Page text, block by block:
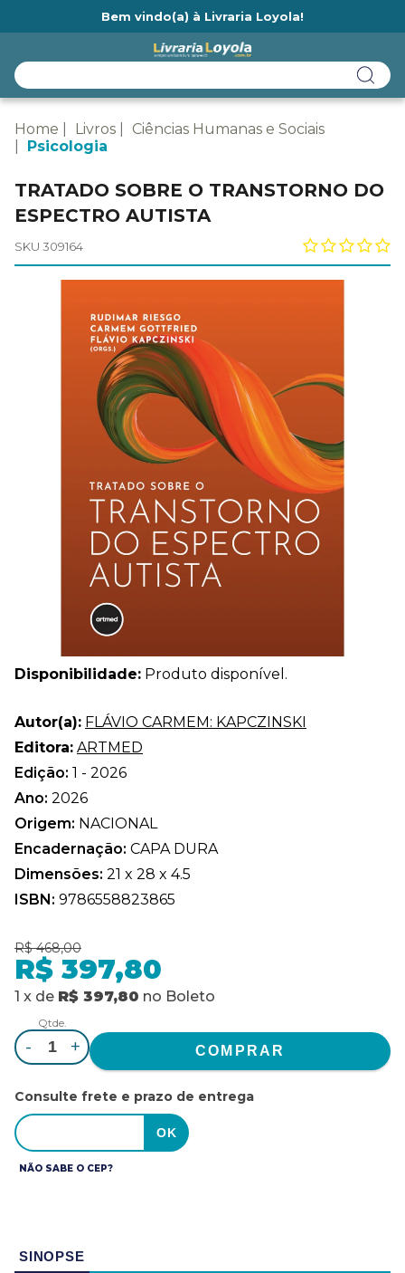
Bem vindo(a) à Livraria Loyola!
Home Livros
Ciências Humanas e Sociais
Psicologia
TRATADO SOBRE O TRANSTORNO DO
ESPECTRO AUTISTA
SKU 309164
Disponibilidade: Produto disponível.
Autor(a): FLÁVIO CARMEM: KAPCZINSKI
Editora: ARTMED
Edição: 1 - 2026
Ano: 2026
Origem: NACIONAL
Encadernação: CAPA DURA
Dimensões: 21 x 28 x 4.5
ISBN: 9786558823865
R$ 468,00
R$ 397,80
1 x de R$ 397,80 no Boleto
Qtde.
- +
Consulte frete e prazo de entrega
NÃO SABE O CEP?
SINOPSE